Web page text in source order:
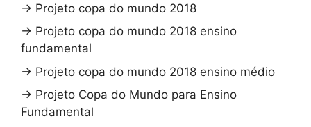
→ Projeto copa do mundo 2018
→ Projeto copa do mundo 2018 ensino
fundamental
→ Projeto copa do mundo 2018 ensino médio
→ Projeto Copa do Mundo para Ensino
Fundamental